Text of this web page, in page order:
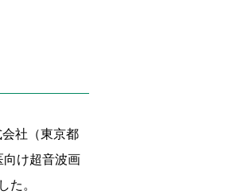
社（東京都
け超音波画
。